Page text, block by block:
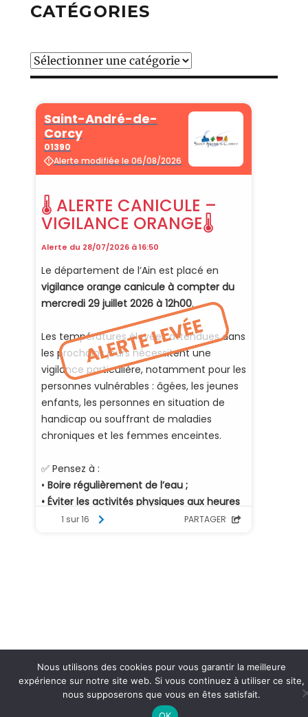
CATÉGORIES
Catégories
Nous utilisons des cookies pour vous garantir la meilleure
expérience sur notre site web. Si vous continuez à utiliser ce site,
nous supposerons que vous en êtes satisfait.